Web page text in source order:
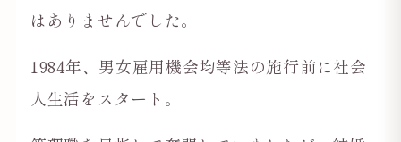
はありませんでした。
1984年、男女雇用機会均等法の施行前に社会
人生活をスタート。